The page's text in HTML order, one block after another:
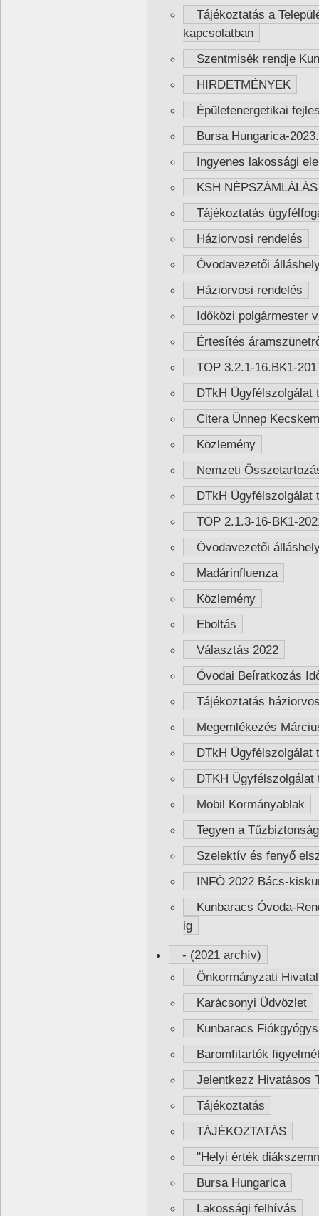
Tájékoztatás a
kapcsolatban
Szentmisék rendje
HIRDETMÉNYEK
Épületenergetikai
Bursa Hungarica-
Ingyenes lakossági
KSH
Tájékoztatás
Háziorvosi rendelés
Óvodavezetői
Háziorvosi rendelés
Időközi polgármester
Értesítés
TOP 3.2.1-16.BK1-
DTkH Ügyfélszolgálat
Citera Ünnep
Közlemény
Nemzeti
DTkH Ügyfélszolgálat
TOP 2.1.3-16-BK1-
Óvodavezetői
Madárinfluenza
Közlemény
Eboltás
Választás 2022
Óvodai Beíratkozás
Tájékoztatás
Megemlékezés
DTkH Ügyfélszolgálat
DTKH Ügyfélszolgálat
Mobil Kormányablak
Tegyen a
Szelektív és fenyő
INFÓ 2022 Bács-
Kunbaracs Óvoda-
ig
- (2021 archív)
Önkormányzati
Karácsonyi Üdvözlet
Kunbaracs
Baromfitartók
Jelentkezz Hivatásos
Tájékoztatás
TÁJÉKOZTATÁS
"Helyi érték
Bursa Hungarica
Lakossági felhívás